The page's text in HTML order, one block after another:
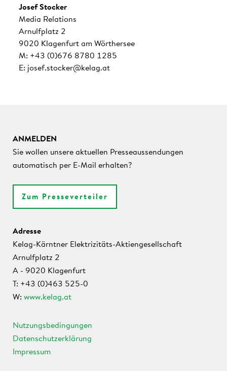
Josef Stocker
Media Relations
Arnulfplatz 2
9020 Klagenfurt am Wörthersee
M: +43 (0)676 8780 1285
E: josef.stocker@kelag.at
ANMELDEN
Sie wollen unsere aktuellen Presseaussendungen
automatisch per E-Mail erhalten?
Zum Presseverteiler
Adresse
Kelag-Kärntner Elektrizitäts-Aktiengesellschaft
Arnulfplatz 2
A - 9020 Klagenfurt
T: +43 (0)463 525-0
W: www.kelag.at
Nutzungsbedingungen
Datenschutzerklärung
Impressum